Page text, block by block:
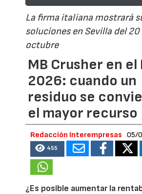
La firma italiana mostrará
soluciones en Sevilla del 20
octubre
MB Crusher en el
2026: cuando un
residuo se
el mayor recurso
Redacción Interempresas 05/
455
¿Es posible aumentar la